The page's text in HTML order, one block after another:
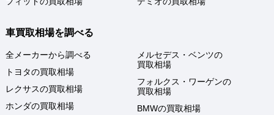
車買取相場を調べる
全メーカーから調べる
トヨタの買取相場
レクサスの買取相場
ホンダの買取相場
メルセデス・ベンツの
買取相場
フォルクス・ワーゲンの
買取相場
BMWの買取相場